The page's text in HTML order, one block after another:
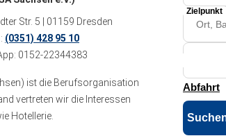
Str. 5 | 01159 Dresden
(0351) 428 95 10
0152-22344383
ist die Berufsorganisation
vertreten wir die Interessen
Hotellerie.